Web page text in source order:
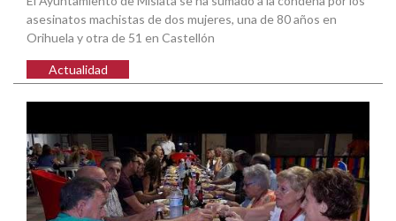
asesinatos machistas de dos mujeres, una de 80 años en
Orihuela y otra de 51 en Castellón
Actualidad